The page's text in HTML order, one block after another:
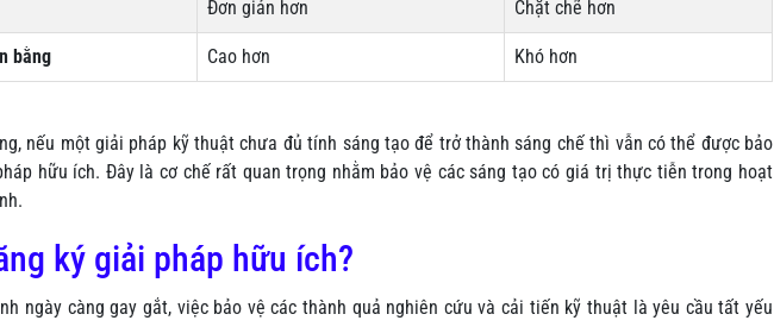
Đơn giản hơn Chặt chẽ hơn
bằng Cao hơn Khó hơn
nếu một giải pháp kỹ thuật chưa đủ tính sáng tạo để trở thành sáng chế thì vẫn có thể được bảo
hữu ích. Đây là cơ chế rất quan trọng nhằm bảo vệ các sáng tạo có giá trị thực tiễn trong hoạt
ký giải pháp hữu ích?
ngày càng gay gắt, việc bảo vệ các thành quả nghiên cứu và cải tiến kỹ thuật là yêu cầu tất yếu